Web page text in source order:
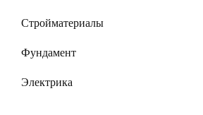
Стройматериалы
Фундамент
Электрика